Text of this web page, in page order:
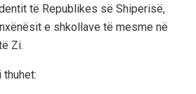
të Republikes së Shiperisë,
e shkollave të mesme në
Zi.
thuhet: